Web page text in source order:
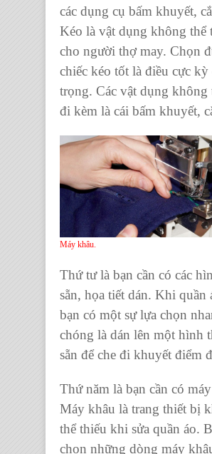
các dụng cụ bấm khuyết,
Kéo là vật dụng không thể
cho người thợ may. Chọn
chiếc kéo tốt là điều cực kỳ
trọng. Các vật dụng không
đi kèm là cái bấm khuyết,
Máy khâu.
Thứ tư là bạn cần có các
sẵn, họa tiết dán. Khi quần
bạn có một sự lựa chọn
chóng là dán lên một hình
sẵn để che đi khuyết điểm
Thứ năm là bạn cần có
Máy khâu là trang thiết bị
thể thiếu khi sửa quần áo.
chọn những dòng máy